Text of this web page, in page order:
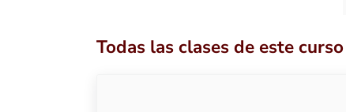
Todas las clases de este curso